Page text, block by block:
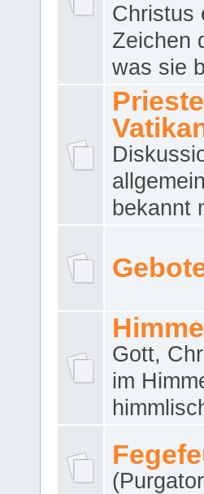
Christus
Zeichen
was sie
bekannt
Gott,
im